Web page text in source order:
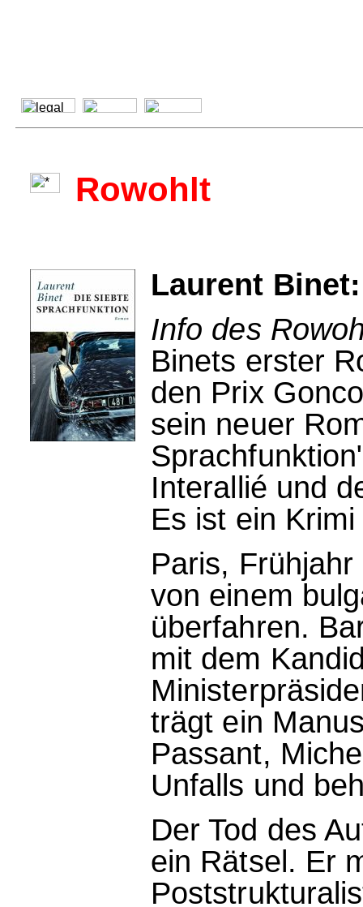
Rowohlt
Laurent
Info des
Binets erster
den Prix
sein neuer
Interallié und
Es ist ein
Paris,
von einem
überfahren.
mit dem
trägt ein
Passant,
Unfalls und
Der Tod des
ein Rätsel. Er